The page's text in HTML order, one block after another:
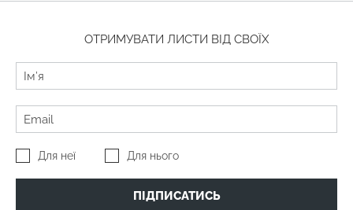
ОТРИМУВАТИ ЛИСТИ ВІД СВОЇХ
Для неї Для нього
ПІДПИСАТИСЬ